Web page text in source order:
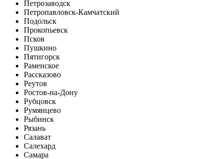
Петрозаводск
Петропавловск-Камчатский
Подольск
Прокопьевск
Псков
Пушкино
Пятигорск
Раменское
Рассказово
Реутов
Ростов-на-Дону
Рубцовск
Румянцево
Рыбинск
Рязань
Салават
Салехард
Самара